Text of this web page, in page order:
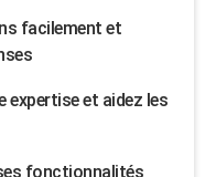
facilement et
expertise et aidez les
fonctionnalités